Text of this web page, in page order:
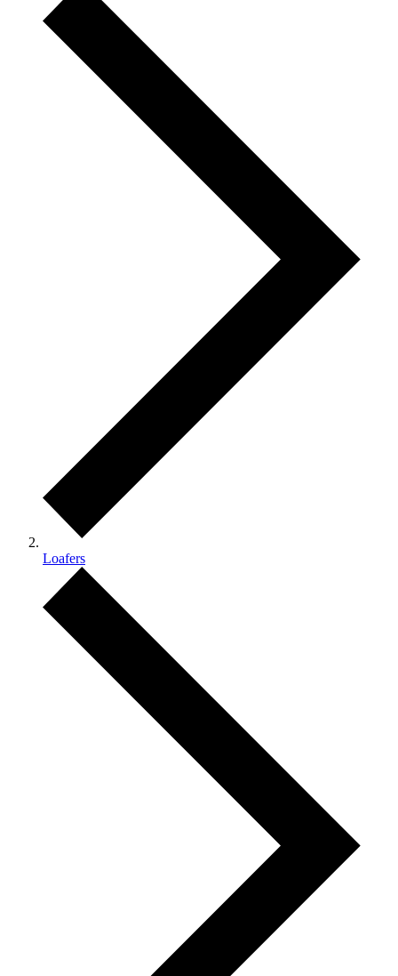
Loafers